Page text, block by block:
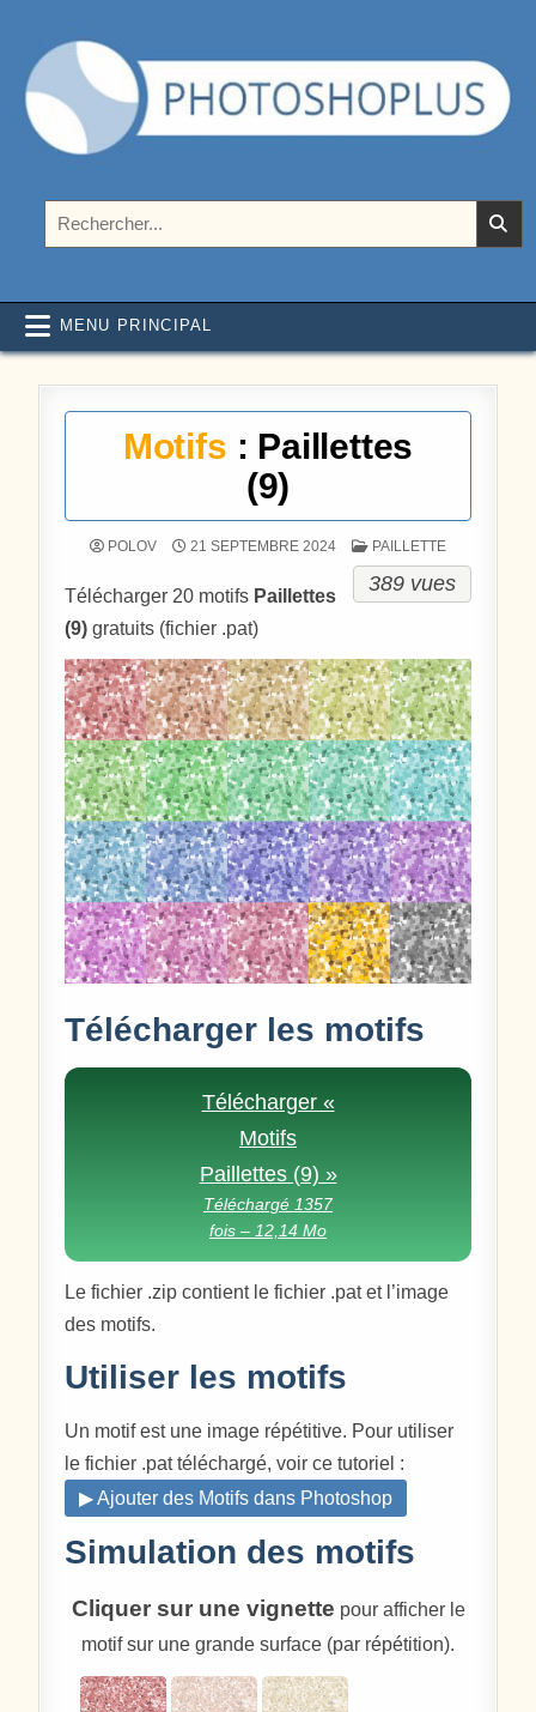
Photoshoplus
MENU PRINCIPAL
Motifs : Paillettes
(9)
POLOV 21 SEPTEMBRE 2024 POSTÉ DANS
PAILLETTE
389 vues
Télécharger 20 motifs Paillettes
(9) gratuits (fichier .pat)
Télécharger les motifs
Télécharger «
Motifs
Paillettes (9) »
Téléchargé 1357
fois – 12,14 Mo
Le fichier .zip contient le fichier .pat et l’image
des motifs.
Utiliser les motifs
Un motif est une image répétitive. Pour utiliser
le fichier .pat téléchargé, voir ce tutoriel :
▶ Ajouter des Motifs dans Photoshop
Simulation des motifs
Cliquer sur une vignette pour afficher le
motif sur une grande surface (par répétition).